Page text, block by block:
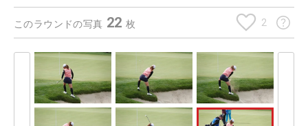
このラウンドの写真 22枚 2